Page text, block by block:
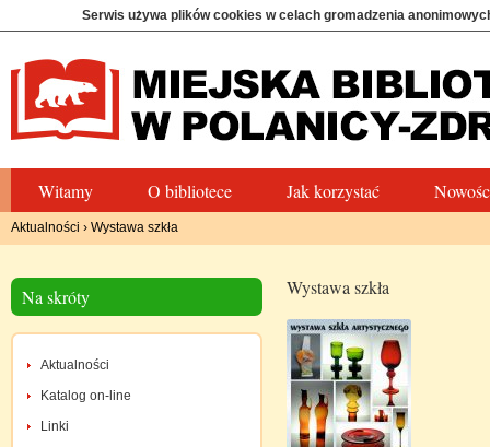
Serwis używa plików cookies w celach gromadzenia
Witamy O bibliotece Jak korzystać
Aktualności › Wystawa szkła
Na skróty
Aktualności
Katalog on-line
Linki
Wystawa szkła